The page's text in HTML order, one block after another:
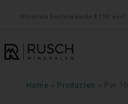
inhoud
Minimale bestelwaarde €150
Home Producten Per